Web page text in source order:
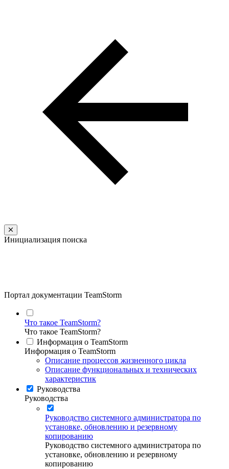
Инициализация поиска
Портал документации TeamStorm
Что такое TeamStorm?
Что такое TeamStorm?
Информация о TeamStorm
Информация о TeamStorm
Описание процессов жизненного цикла
Описание функциональных и технических
характеристик
Руководства
Руководства
Руководство системного администратора по
установке, обновлению и резервному
копированию
Руководство системного администратора по
установке, обновлению и резервному
копированию